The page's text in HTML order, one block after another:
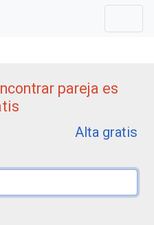
pareja es
Alta gratis